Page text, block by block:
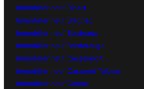
Immobilier neuf Bidart
Immobilier neuf Blagnac
Immobilier neuf Bordeaux
Immobilier neuf Borderouge
Immobilier neuf Casselardit
Immobilier neuf Castanet Tolosan
Immobilier neuf Cenon